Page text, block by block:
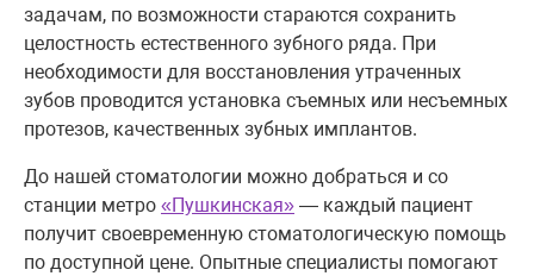
задачам, по возможности стараются сохранить
целостность естественного зубного ряда. При
необходимости для восстановления утраченных
зубов проводится установка съемных или несъемных
протезов, качественных зубных имплантов.
До нашей стоматологии можно добраться и со
станции метро «Пушкинская» — каждый пациент
получит своевременную стоматологическую помощь
по доступной цене. Опытные специалисты помогают